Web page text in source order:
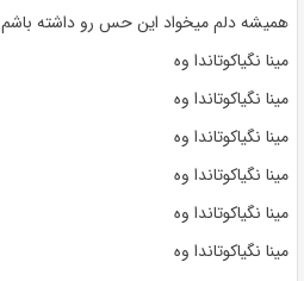
همیشه دلم میخواد این حس رو داشته باشم
مینا نگیاکوتاندا وه
مینا نگیاکوتاندا وه
مینا نگیاکوتاندا وه
مینا نگیاکوتاندا وه
مینا نگیاکوتاندا وه
مینا نگیاکوتاندا وه